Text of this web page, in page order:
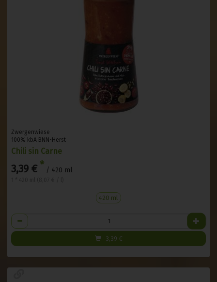
Zwergenwiese
100% kbA BNN-Herst
Chili sin Carne
3,39 € * / 420 ml
420 ml
Anzahl
3,39 €